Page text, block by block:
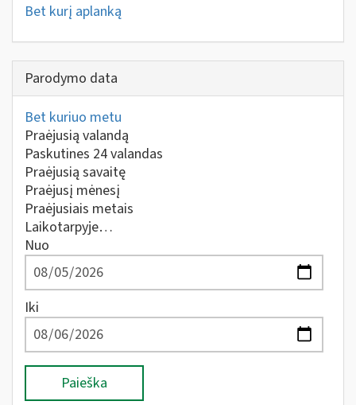
Bet kurį aplanką
Parodymo data
Bet kuriuo metu
Praėjusią valandą
Paskutines 24 valandas
Praėjusią savaitę
Praėjusį mėnesį
Praėjusiais metais
Laikotarpyje…
Nuo
Iki
Paieška